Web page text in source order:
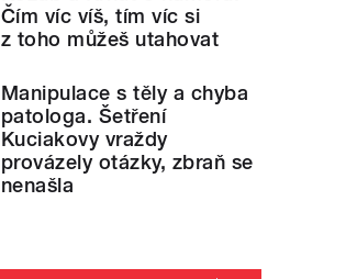
Čím víc víš, tím víc si
z toho můžeš utahovat
Manipulace s těly a chyba
patologa. Šetření
Kuciakovy vraždy
provázely otázky, zbraň se
nenašla